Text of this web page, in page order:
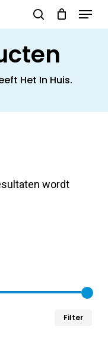
search
Menu
Het In Huis.
wordt
Filter